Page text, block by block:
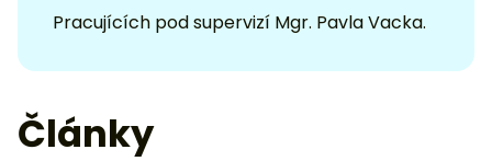
Pracujících pod supervizí Mgr. Pavla Vacka.
Články